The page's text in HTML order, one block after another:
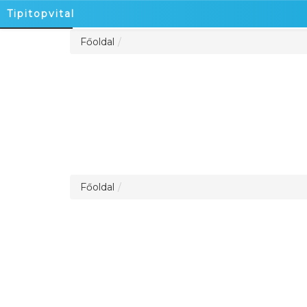
Tipitopvital
Főoldal
Főoldal